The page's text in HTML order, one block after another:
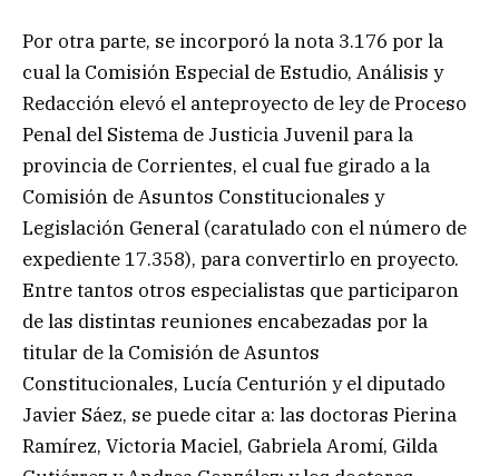
Por otra parte, se incorporó la nota 3.176 por la
cual la Comisión Especial de Estudio, Análisis y
Redacción elevó el anteproyecto de ley de Proceso
Penal del Sistema de Justicia Juvenil para la
provincia de Corrientes, el cual fue girado a la
Comisión de Asuntos Constitucionales y
Legislación General (caratulado con el número de
expediente 17.358), para convertirlo en proyecto.
Entre tantos otros especialistas que participaron
de las distintas reuniones encabezadas por la
titular de la Comisión de Asuntos
Constitucionales, Lucía Centurión y el diputado
Javier Sáez, se puede citar a: las doctoras Pierina
Ramírez, Victoria Maciel, Gabriela Aromí, Gilda